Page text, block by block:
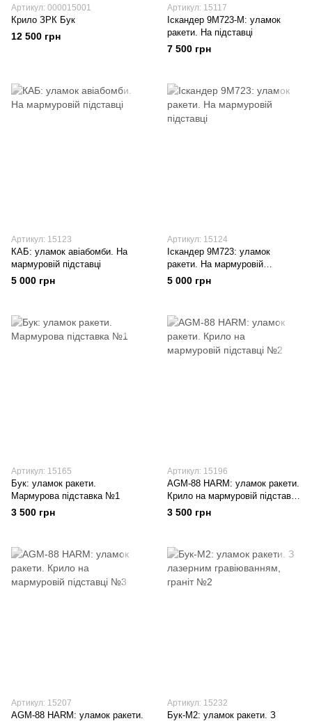
Артикул: 000015001
Крило ЗРК Бук
12 500 грн
Артикул: 15117
Іскандер 9М723-М: уламок
ракети. На підставці
7 500 грн
Артикул: 15123
КАБ: уламок авіабомби. На
мармуровій підставці
5 000 грн
Артикул: 15124
Іскандер 9М723: уламок
ракети. На мармуровій
підставці
5 000 грн
Артикул: 15165
Бук: уламок ракети.
Мармурова підставка №1
3 500 грн
Артикул: 15196
AGM-88 HARM: уламок ракети.
Крило на мармуровій підставці
№2
3 500 грн
Артикул: 15207
AGM-88 HARM: уламок ракети.
Артикул: 15232
Бук-М2: уламок ракети. З